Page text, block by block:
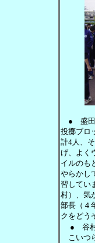
● 盛田
投擲ブロ
計4人、
げ、よく
イルのも
やらかし
習してい
村）、気
部長（４
クをどう
● 谷
こいつ